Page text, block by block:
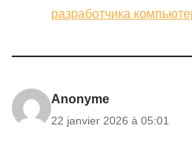
разработчика
Anonyme
22 janvier 2026 à 05:01